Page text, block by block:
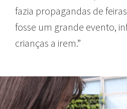
fazia propagandas de
fosse um grande evento,
crianças a irem.”